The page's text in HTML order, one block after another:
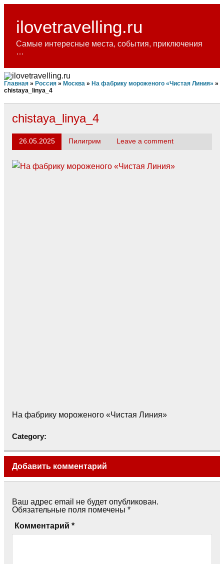
Skip
contentilovetravelling.ru
Самые интересные места, события, приключения
…
Главная » Россия » Москва » На фабрику мороженого «Чистая Линия» »
chistaya_linya_4
chistaya_linya_4
26.05.2025 Пилигрим Leave a comment
На фабрику мороженого «Чистая Линия»
Category:
Добавить комментарий
Ваш адрес email не будет опубликован.
Обязательные поля помечены *
Комментарий *